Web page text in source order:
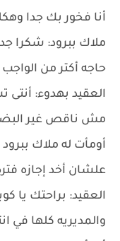
أنا فخور بك جدا
ملاك ببرود: شكرا
حاجه أكتر من الواجب
العقيد بهدوء:
مش ناقص غير
أومأت له ملاك
علشان أخد إجازه
العقيد: براحتك يا
والمديريه كلها في